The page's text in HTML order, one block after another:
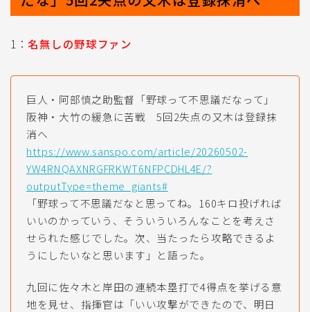
1： 名無しの野球ファン
巨人・阿部慎之助監督「野球って不思議だなって」
阪神・大竹の緩急に苦戦 5回2失点の又木は登録抹
消へ
https://www.sanspo.com/article/20260502-
YW4RNQAXNRGFRKWT6NFPCDHL4E/?
outputType=theme_giants#
「野球って不思議だなと思ってね。160キロ投げれば
いいのかっていう、そういういろんなことを考えさ
せられた感じでした。次、当たったら攻略できるよ
うにしたいなと思います」と語った。
九回に佐々木と岸田の連続本塁打で4得点を挙げる意
地を見せ、指揮官は「いい攻撃ができたので、明日